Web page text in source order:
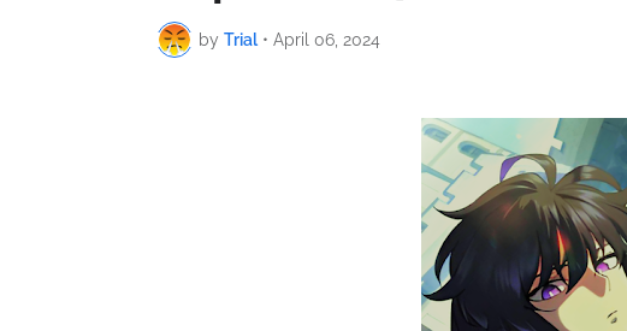
by Trial • April 06, 2024